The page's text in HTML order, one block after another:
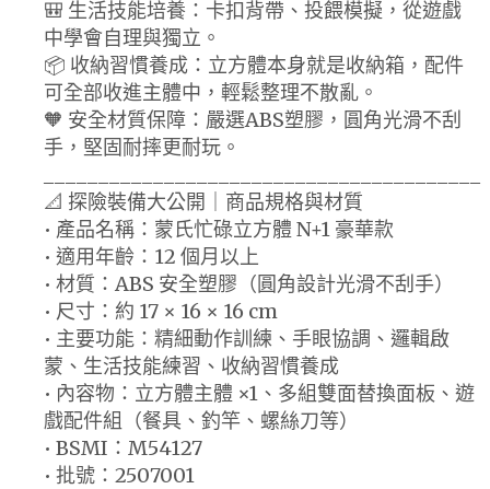
🎒 生活技能培養：卡扣背帶、投餵模擬，從遊戲
中學會自理與獨立。
📦 收納習慣養成：立方體本身就是收納箱，配件
可全部收進主體中，輕鬆整理不散亂。
🧡 安全材質保障：嚴選ABS塑膠，圓角光滑不刮
手，堅固耐摔更耐玩。
📐 探險裝備大公開｜商品規格與材質
• 產品名稱：蒙氏忙碌立方體 N+1 豪華款
• 適用年齡：12 個月以上
• 材質：ABS 安全塑膠（圓角設計光滑不刮手）
• 尺寸：約 17 × 16 × 16 cm
• 主要功能：精細動作訓練、手眼協調、邏輯啟
蒙、生活技能練習、收納習慣養成
• 內容物：立方體主體 ×1、多組雙面替換面板、遊
戲配件組（餐具、釣竿、螺絲刀等）
• BSMI：M54127
• 批號：2507001